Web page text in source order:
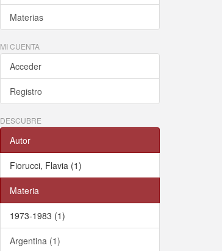
Materias
MI CUENTA
Acceder
Registro
DESCUBRE
Autor
Fiorucci, Flavia (1)
Materia
1973-1983 (1)
Argentina (1)